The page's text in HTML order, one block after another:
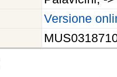
Versione